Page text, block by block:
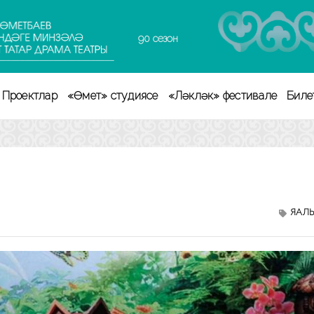
90 сезон
Проектлар «Өмет» студиясе «Ләкләк» фестивале